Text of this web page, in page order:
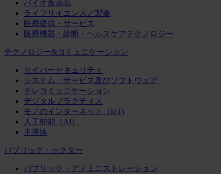
バイオ医薬品
ライフサイエンス／製薬
医療提供・サービス
医療機器・診断・ヘルスケアテクノロジー
テクノロジー&コミュニケーション
サイバーセキュリティ
システム、サービス及びソフトウェア
テレコミュニケーション
デジタルプラクティス
モノのインターネット（IoT)
人工知能（AI）
半導体
パブリック・セクター
パブリック・アドミニストレーション